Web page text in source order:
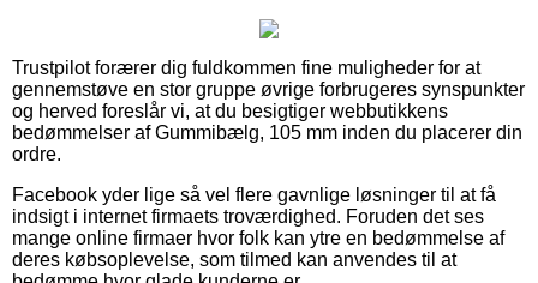
Trustpilot forærer dig fuldkommen fine muligheder for at
gennemstøve en stor gruppe øvrige forbrugeres synspunkter
og herved foreslår vi, at du besigtiger webbutikkens
bedømmelser af Gummibælg, 105 mm inden du placerer din
ordre.
Facebook yder lige så vel flere gavnlige løsninger til at få
indsigt i internet firmaets troværdighed. Foruden det ses
mange online firmaer hvor folk kan ytre en bedømmelse af
deres købsoplevelse, som tilmed kan anvendes til at